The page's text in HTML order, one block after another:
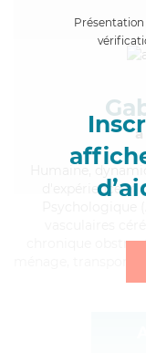
à
,
d'expérience
chronique
ménage,